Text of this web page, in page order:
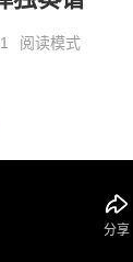
1 阅读模式